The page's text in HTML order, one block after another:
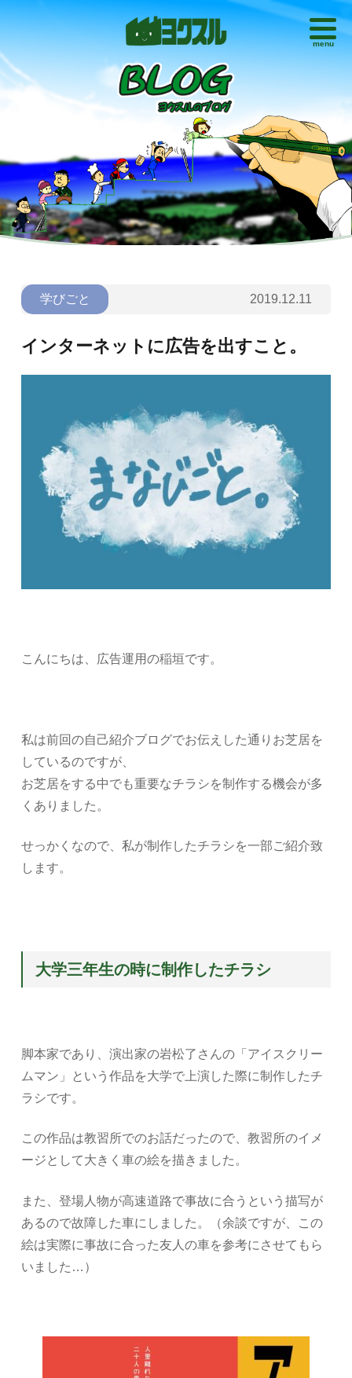
menu
学びごと 2019.12.11
インターネットに広告を出すこと。
こんにちは、広告運用の稲垣です。
私は前回の自己紹介ブログでお伝えした通りお芝居を
しているのですが、
お芝居をする中でも重要なチラシを制作する機会が多
くありました。
せっかくなので、私が制作したチラシを一部ご紹介致
します。
大学三年生の時に制作したチラシ
脚本家であり、演出家の岩松了さんの「アイスクリー
ムマン」という作品を大学で上演した際に制作したチ
ラシです。
この作品は教習所でのお話だったので、教習所のイメ
ージとして大きく車の絵を描きました。
また、登場人物が高速道路で事故に合うという描写が
あるので故障した車にしました。（余談ですが、この
絵は実際に事故に合った友人の車を参考にさせてもら
いました…）